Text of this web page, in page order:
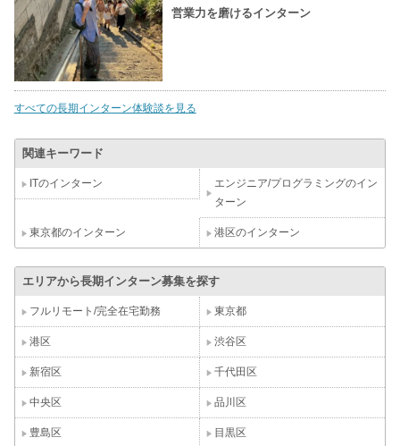
営業力を磨けるインターン
すべての長期インターン体験談を見る
関連キーワード
ITのインターン
エンジニア/プログラミングのイン
ターン
東京都のインターン 港区のインターン
エリアから長期インターン募集を探す
フルリモート/完全在宅勤務 東京都
港区 渋谷区
新宿区 千代田区
中央区 品川区
豊島区 目黒区